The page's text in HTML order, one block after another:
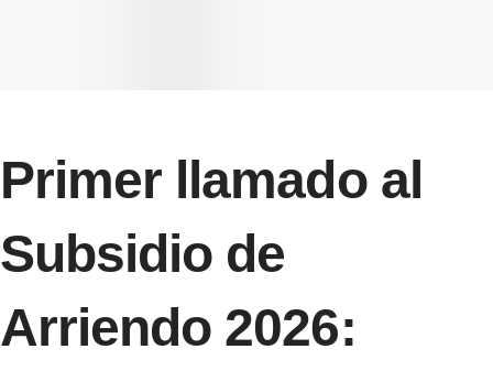
Primer llamado al
Subsidio de
Arriendo 2026: